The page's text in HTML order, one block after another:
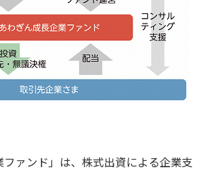
ファンド」は、株式出資による企業支